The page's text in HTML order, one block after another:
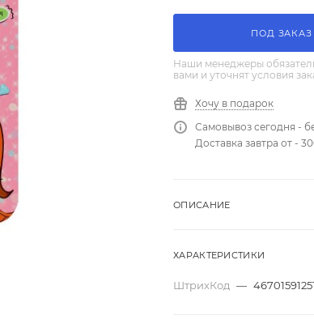
ПОД ЗАКАЗ
Наши менеджеры
вами и уточнят условия
Хочу в подарок
Самовывоз сегодня -
Доставка завтра от -
ОПИСАНИЕ
ХАРАКТЕРИСТИКИ
ШтрихКод —